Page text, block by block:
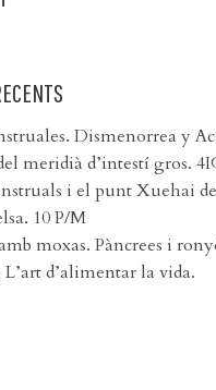
Dismenorrea y
meridià d’intestí gros.
i el punt Xuehai
10 P/M
moxas. Pàncrees i
d’alimentar la vida.